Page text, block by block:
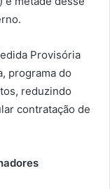
Provisória
programa do
reduzindo
contratação de